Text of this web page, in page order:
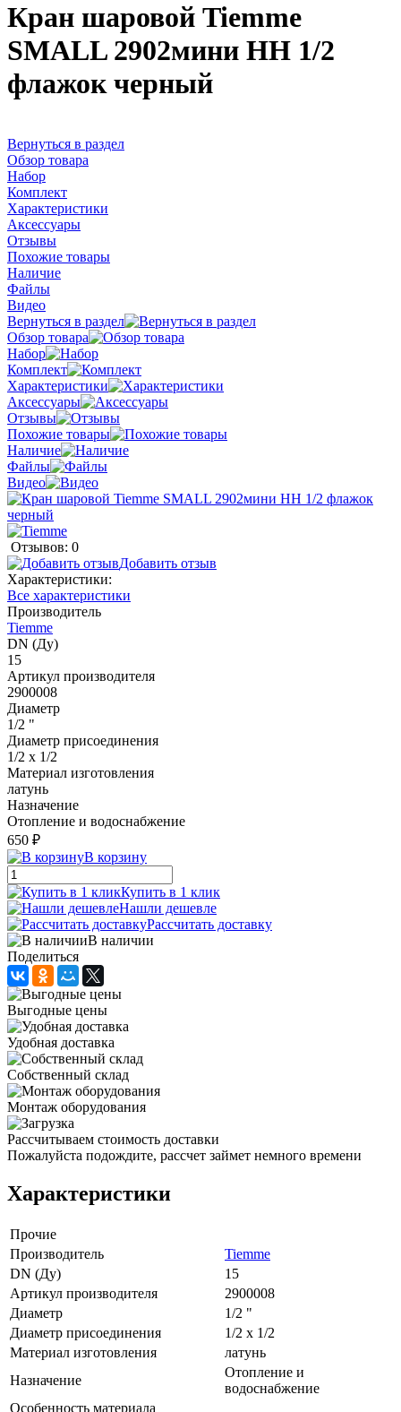
Кран шаровой Tiemme
SMALL 2902мини НН 1/2
флажок черный
Вернуться в раздел
Обзор товара
Набор
Комплект
Характеристики
Аксессуары
Отзывы
Похожие товары
Наличие
Файлы
Видео
Вернуться в раздел
Обзор товара
Набор
Комплект
Характеристики
Аксессуары
Отзывы
Похожие товары
Наличие
Файлы
Видео
Отзывов: 0
Добавить отзыв
Характеристики:
Все характеристики
Производитель
Tiemme
DN (Ду)
15
Артикул производителя
2900008
Диаметр
1/2 "
Диаметр присоединения
1/2 x 1/2
Материал изготовления
латунь
Назначение
Отопление и водоснабжение
650 ₽
В корзину
Купить в 1 клик
Нашли дешевле
Рассчитать доставку
В наличии
Поделиться
Выгодные цены
Удобная доставка
Собственный склад
Монтаж оборудования
Рассчитываем стоимость доставки
Пожалуйста подождите, рассчет займет немного времени
Характеристики
Прочие
Производитель
Tiemme
DN (Ду)
15
Артикул производителя
2900008
Диаметр
1/2 "
Диаметр присоединения
1/2 x 1/2
Материал изготовления
латунь
Назначение
Отопление и
водоснабжение
Особенность материала